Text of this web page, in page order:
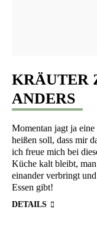
KRÄUTER
ANDERS
Momen­tan jagt ja
hei­ßen soll, dass mir
ich freue mich bei
Küche kalt bleibt,
ein­an­der ver­bringt
Essen gibt!
DETAILS